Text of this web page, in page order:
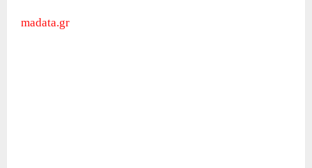
madata.gr